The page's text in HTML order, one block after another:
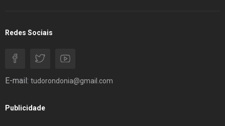
Redes Sociais
E-mail: tudorondonia@gmail.com
Publicidade